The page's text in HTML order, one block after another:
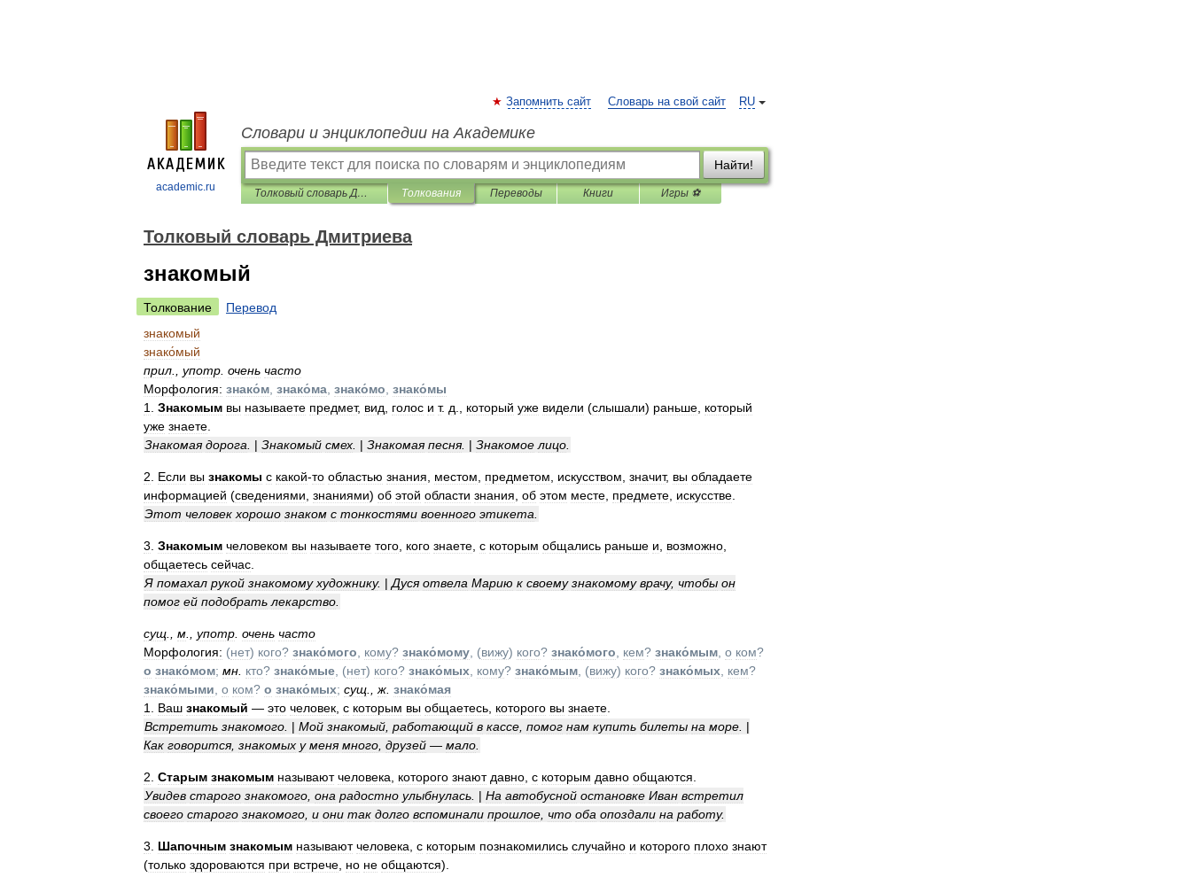
academic.ru
RU
Запомнить сайт Словарь на свой сайт
Словари и энциклопедии на Академике
Найти!
Толковый словарь Дмитриева Толкования Переводы Книги Игры ⚽
Толковый словарь Дмитриева
знакомый
Толкование
Перевод
знакомый
знако́мый
прил
употр очень часто
Морфология: знако́м знако́ма знако́мо знако́мы
1
Знакомым вы называете предмет, вид голос и т. д который уже видели (слышали) раньше который
уже знаете
Знакомая дорога | Знакомый смех | Знакомая песня. | Знакомое лицо
2 Если вы знакомы с какой-то областью знания местом предметом искусством значит, вы обладаете
информацией (сведениями знаниями) об этой области знания об этом месте предмете искусстве
Этот человек хорошо знаком с тонкостями военного этикета
3 Знакомым человеком вы называете того кого знаете с которым общались раньше и возможно
общаетесь сейчас
Я помахал рукой знакомому художнику. | Дуся отвела Марию к своему знакомому врачу, чтобы он
помог ей подобрать лекарство
сущ м употр очень часто
Морфология: (нет) кого? знако́мого кому? знако́мому , (вижу) кого? знако́мого кем? знако́мым о ком?
о знако́мом; мн кто? знако́мые , (нет) кого? знако́мых кому? знако́мым , (вижу) кого? знако́мых кем?
знако́мыми о ком? о знако́мых; сущ ж знако́мая
1
Ваш знакомый — это человек с которым вы общаетесь которого вы знаете
Встретить знакомого | Мой знакомый работающий в кассе помог нам купить билеты на море |
Как говорится, знакомых у меня много друзей — мало
2 Старым знакомым называют человека которого знают давно с которым давно общаются
Увидев старого знакомого она радостно улыбнулась | На автобусной остановке Иван встретил
своего старого знакомого и они так долго вспоминали прошлое что оба опоздали на работу.
3 Шапочным знакомым называют человека с которым познакомились случайно и которого плохо знают
(только здороваются при встрече но не общаются).